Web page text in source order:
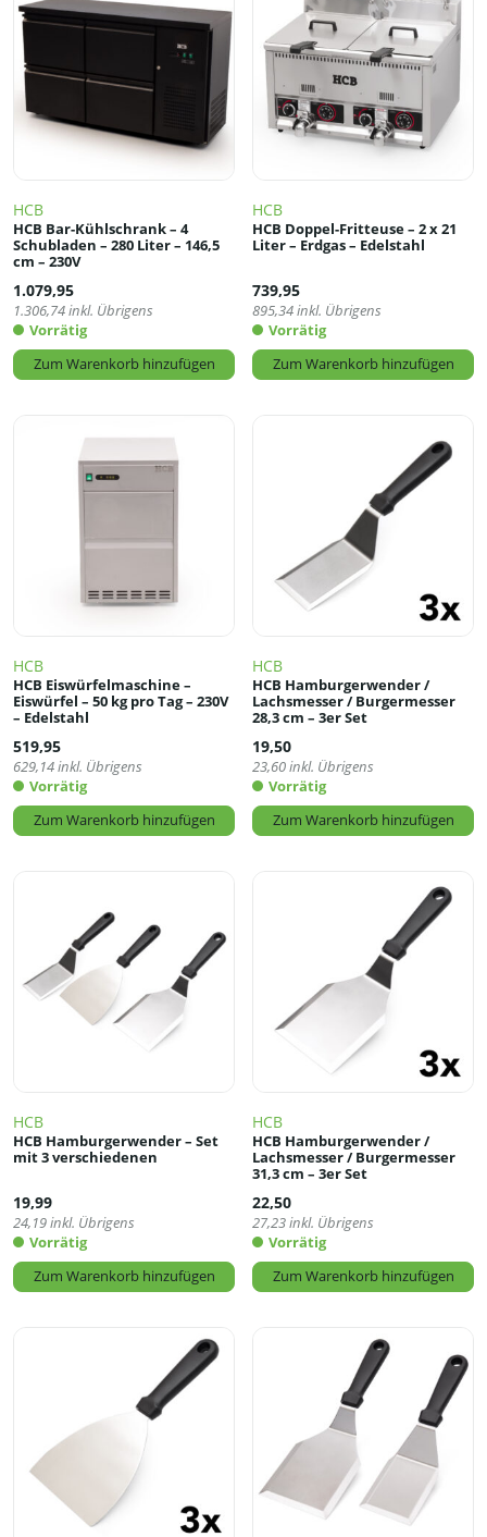
HCB
HCB Bar-Kühlschrank – 4
Schubladen – 280 Liter – 146,5
cm – 230V
1.079,95
1.306,74inkl. Übrigens
Vorrätig
Zum Warenkorb hinzufügen
HCB
HCB Doppel-Fritteuse – 2 x 21
Liter – Erdgas – Edelstahl
739,95
895,34inkl. Übrigens
Vorrätig
Zum Warenkorb hinzufügen
HCB
HCB Eiswürfelmaschine –
Eiswürfel – 50 kg pro Tag – 230V
– Edelstahl
519,95
629,14inkl. Übrigens
Vorrätig
Zum Warenkorb hinzufügen
HCB
HCB Hamburgerwender /
Lachsmesser / Burgermesser
28,3 cm – 3er Set
19,50
23,60inkl. Übrigens
Vorrätig
Zum Warenkorb hinzufügen
HCB
HCB Hamburgerwender – Set
mit 3 verschiedenen
19,99
24,19inkl. Übrigens
Vorrätig
Zum Warenkorb hinzufügen
HCB
HCB Hamburgerwender /
Lachsmesser / Burgermesser
31,3 cm – 3er Set
22,50
27,23inkl. Übrigens
Vorrätig
Zum Warenkorb hinzufügen